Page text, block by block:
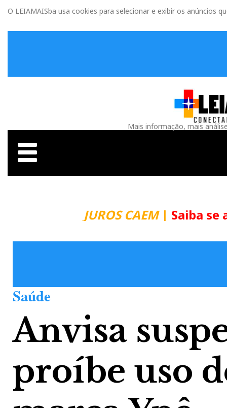
O LEIAMAISba usa cookies para selecionar e exibir os anúncios
Mais informação, mais
JUROS CAEM| Saiba se
Saúde
Anvisa
proíbe uso